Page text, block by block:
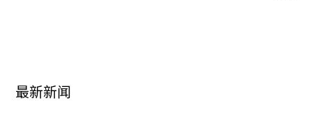
最新新闻